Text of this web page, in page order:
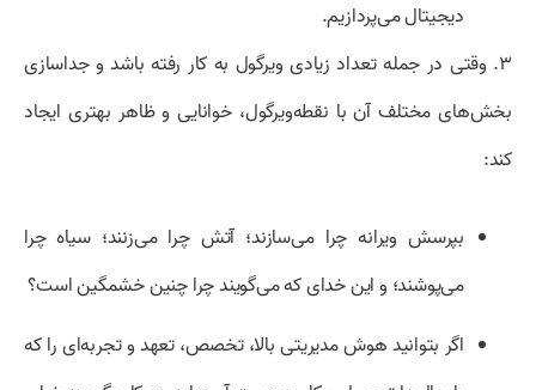
دیجیتال می‌پردازیم.
۳. وقتی در جمله تعداد زیادی ویرگول به کار رفته باشد و جداسازی
بخش‌های مختلف آن با نقطه‌ویرگول، خوانایی و ظاهر بهتری ایجاد
کند:
بپرسش ویرانه چرا می‌سازند؛ آتش چرا می‌زنند؛ سیاه چرا
می‌پوشند؛ و این خدای که می‌گویند چرا چنین خشمگین است؟
اگر بتوانید هوش مدیریتی بالا، تخصص، تعهد و تجربه‌ای را که